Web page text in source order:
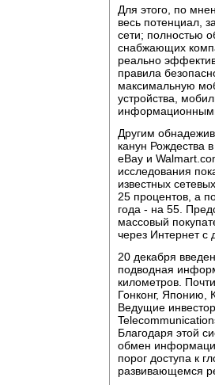
Для этого, по
весь потенциал,
сети; полностью
снабжающих
реально
правила
максимальную
устройства,
Другим
канун Рождества
eBay и
исследования
известных
25 процентов, а
года - на 55.
массовый
через Интернет с
20 декабря
подводная
километров.
Гонконг,
Ведущие
Благодаря этой
обмен
порог доступа к
развивающемся